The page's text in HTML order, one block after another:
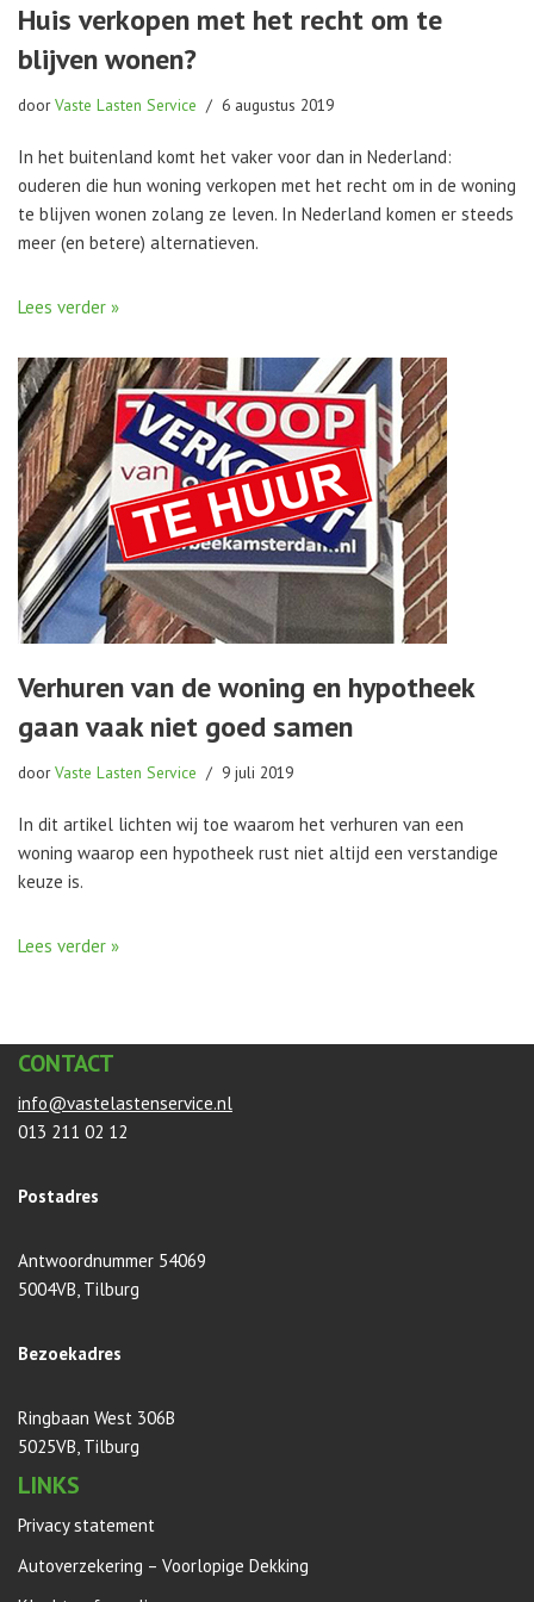
Huis verkopen met het recht om te
blijven wonen?
doorVaste Lasten Service 6 augustus 2019
In het buitenland komt het vaker voor dan in Nederland:
ouderen die hun woning verkopen met het recht om in de woning
te blijven wonen zolang ze leven. In Nederland komen er steeds
meer (en betere) alternatieven.
Lees verder »
Verhuren van de woning en hypotheek
gaan vaak niet goed samen
doorVaste Lasten Service 9 juli 2019
In dit artikel lichten wij toe waarom het verhuren van een
woning waarop een hypotheek rust niet altijd een verstandige
keuze is.
Lees verder »
CONTACT
info@vastelastenservice.nl
013 211 02 12
Postadres
Antwoordnummer 54069
5004VB, Tilburg
Bezoekadres
Ringbaan West 306B
5025VB, Tilburg
LINKS
Privacy statement
Autoverzekering – Voorlopige Dekking